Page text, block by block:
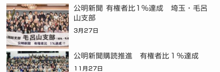
公明新聞 有権者比1%達成 埼玉・毛呂
山支部
3月27日
公明新聞購読推進 有権者比１％達成
11月27日